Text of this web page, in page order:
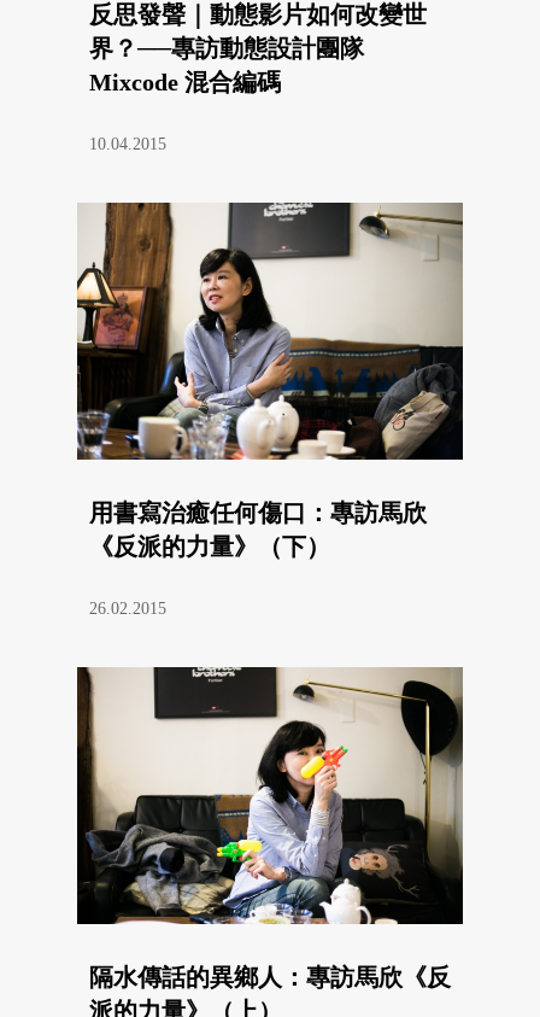
反思發聲｜動態影片如何改變世
界？──專訪動態設計團隊
Mixcode 混合編碼
10.04.2015
用書寫治癒任何傷口：專訪馬欣
《反派的力量》（下）
26.02.2015
隔水傳話的異鄉人：專訪馬欣《反
派的力量》（上）